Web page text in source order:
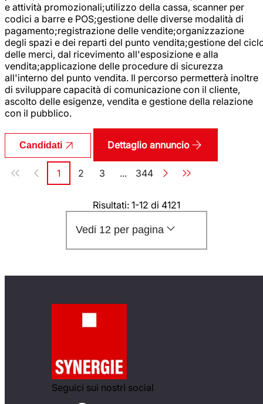
e attività promozionali;utilizzo della cassa, scanner per
codici a barre e POS;gestione delle diverse modalità di
pagamento;registrazione delle vendite;organizzazione
degli spazi e dei reparti del punto vendita;gestione del
delle merci, dal ricevimento all'esposizione e alla
vendita;applicazione delle procedure di sicurezza
all'interno del punto vendita. Il percorso permetterà inoltre
di sviluppare capacità di comunicazione con il cliente,
ascolto delle esigenze, vendita e gestione della relazione
con il pubblico.
Candidati Dettaglio annuncio
Paginazione
Pagina
1 Pagina
2 Pagina
3 ... Pagina
344
Risultati: 1-12 di 4121
Vedi 12 per pagina
Seguici sui nostri social